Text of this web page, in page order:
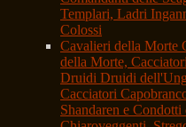
Templari, Ladri
Colossi
Cavalieri della Morte
della Morte,
Druidi Druidi
Cacciatori
Shandaren e